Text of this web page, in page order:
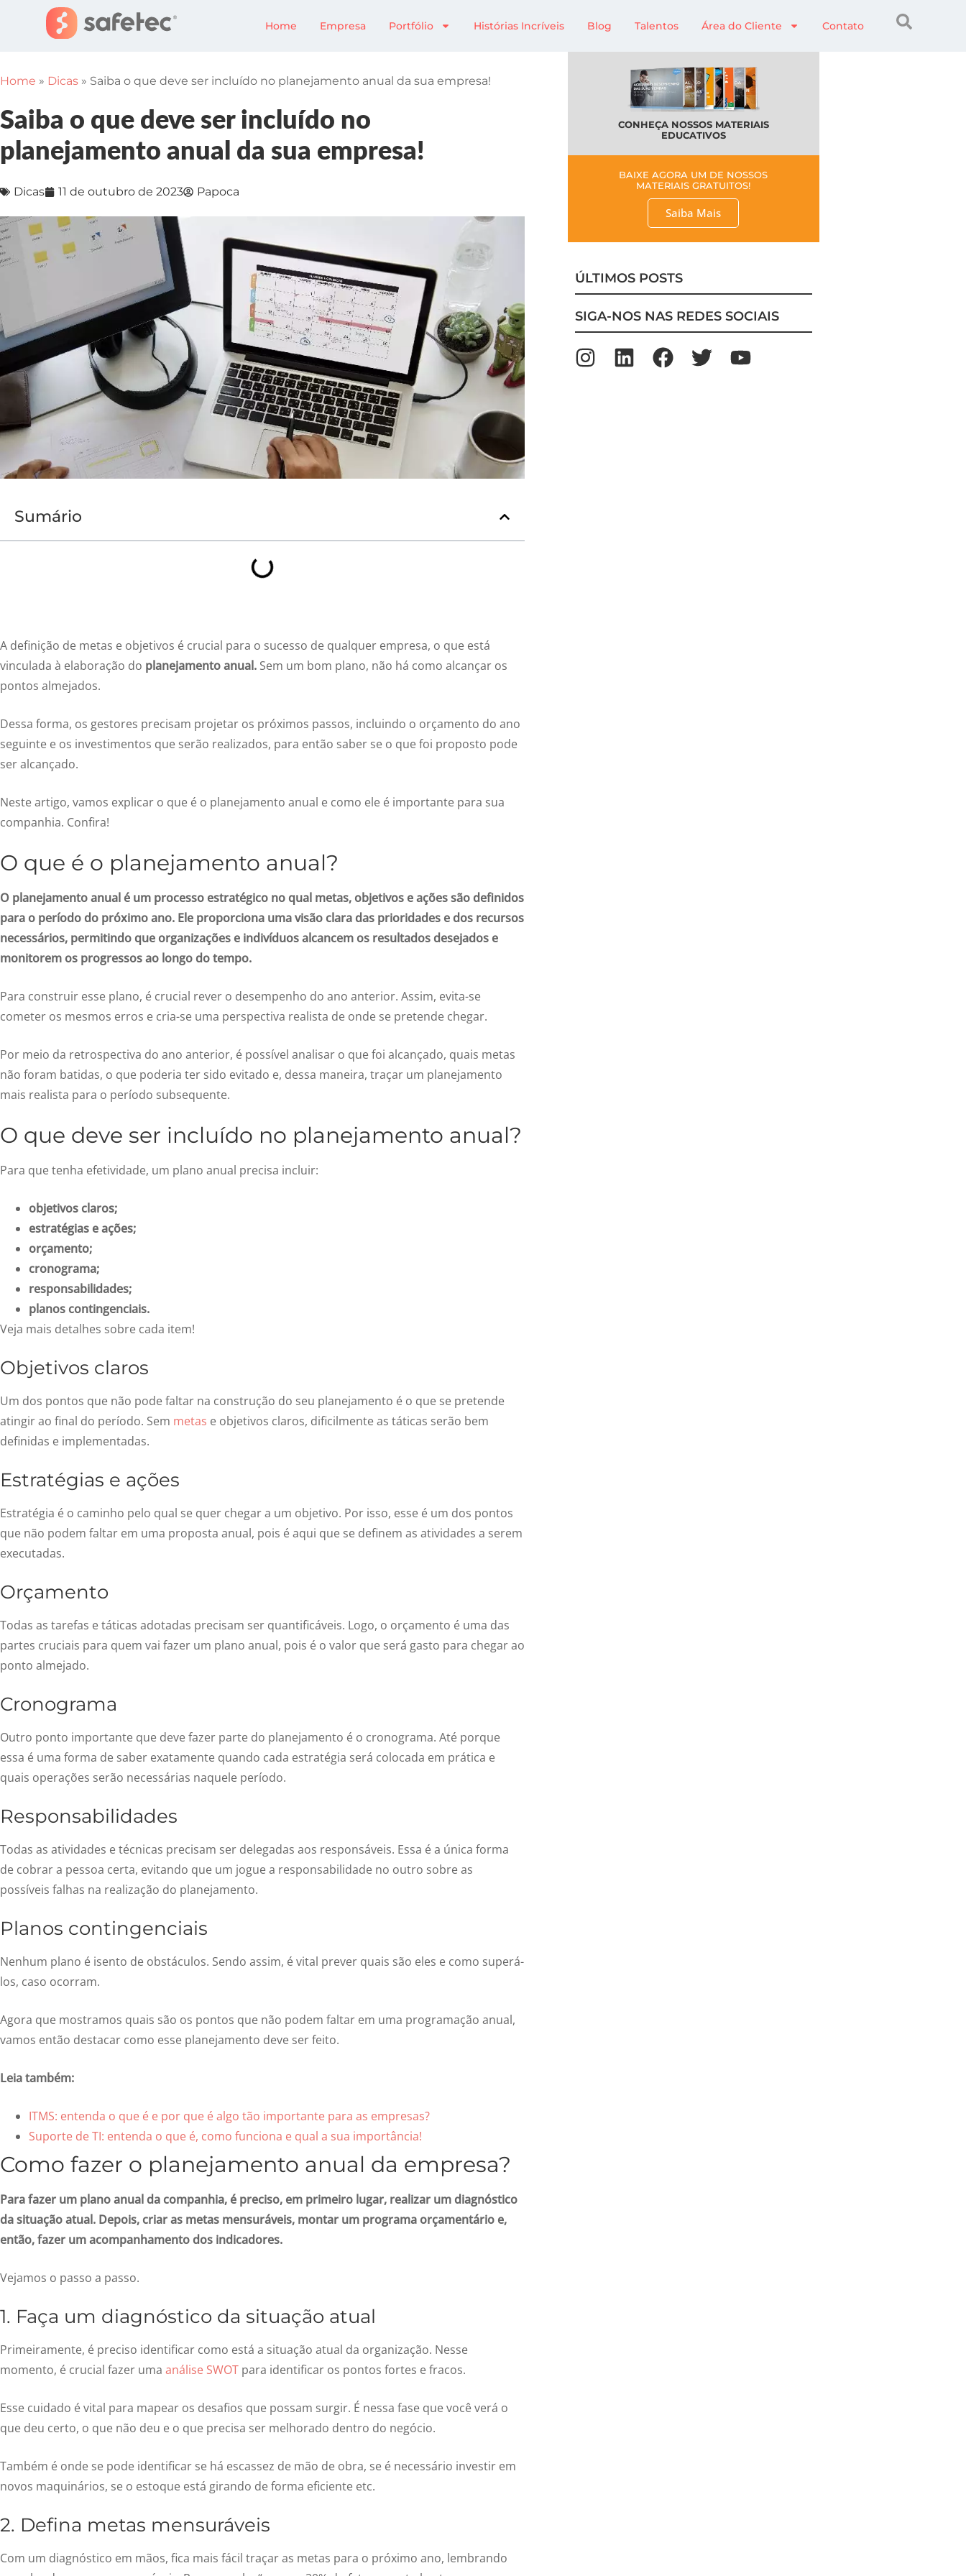
Home Empresa Portfólio Histórias Incríveis Blog Talentos Área do Cliente Contato
Home » Dicas » Saiba o que deve ser incluído no planejamento anual da sua empresa!
Saiba o que deve ser incluído no
planejamento anual da sua empresa!
Dicas 11 de outubro de 2023 Papoca
Sumário
A definição de metas e objetivos é crucial para o sucesso de qualquer empresa, o que está
vinculada à elaboração do planejamento anual. Sem um bom plano, não há como alcançar os
pontos almejados.
Dessa forma, os gestores precisam projetar os próximos passos, incluindo o orçamento do ano
seguinte e os investimentos que serão realizados, para então saber se o que foi proposto pode
ser alcançado.
Neste artigo, vamos explicar o que é o planejamento anual e como ele é importante para sua
companhia. Confira!
O que é o planejamento anual?
O planejamento anual é um processo estratégico no qual metas, objetivos e ações são definidos
para o período do próximo ano. Ele proporciona uma visão clara das prioridades e dos recursos
necessários, permitindo que organizações e indivíduos alcancem os resultados desejados e
monitorem os progressos ao longo do tempo.
Para construir esse plano, é crucial rever o desempenho do ano anterior. Assim, evita-se
cometer os mesmos erros e cria-se uma perspectiva realista de onde se pretende chegar.
Por meio da retrospectiva do ano anterior, é possível analisar o que foi alcançado, quais metas
não foram batidas, o que poderia ter sido evitado e, dessa maneira, traçar um planejamento
mais realista para o período subsequente.
O que deve ser incluído no planejamento anual?
Para que tenha efetividade, um plano anual precisa incluir:
objetivos claros;
estratégias e ações;
orçamento;
cronograma;
responsabilidades;
planos contingenciais.
Veja mais detalhes sobre cada item!
Objetivos claros
Um dos pontos que não pode faltar na construção do seu planejamento é o que se pretende
atingir ao final do período. Sem metas e objetivos claros, dificilmente as táticas serão bem
definidas e implementadas.
Estratégias e ações
Estratégia é o caminho pelo qual se quer chegar a um objetivo. Por isso, esse é um dos pontos
que não podem faltar em uma proposta anual, pois é aqui que se definem as atividades a serem
executadas.
Orçamento
Todas as tarefas e táticas adotadas precisam ser quantificáveis. Logo, o orçamento é uma das
partes cruciais para quem vai fazer um plano anual, pois é o valor que será gasto para chegar ao
ponto almejado.
Cronograma
Outro ponto importante que deve fazer parte do planejamento é o cronograma. Até porque
essa é uma forma de saber exatamente quando cada estratégia será colocada em prática e
quais operações serão necessárias naquele período.
Responsabilidades
Todas as atividades e técnicas precisam ser delegadas aos responsáveis. Essa é a única forma
de cobrar a pessoa certa, evitando que um jogue a responsabilidade no outro sobre as
possíveis falhas na realização do planejamento.
Planos contingenciais
Nenhum plano é isento de obstáculos. Sendo assim, é vital prever quais são eles e como superá-
los, caso ocorram.
Agora que mostramos quais são os pontos que não podem faltar em uma programação anual,
vamos então destacar como esse planejamento deve ser feito.
Leia também:
ITMS: entenda o que é e por que é algo tão importante para as empresas?
Suporte de TI: entenda o que é, como funciona e qual a sua importância!
Como fazer o planejamento anual da empresa?
Para fazer um plano anual da companhia, é preciso, em primeiro lugar, realizar um diagnóstico
da situação atual. Depois, criar as metas mensuráveis, montar um programa orçamentário e,
então, fazer um acompanhamento dos indicadores.
Vejamos o passo a passo.
1. Faça um diagnóstico da situação atual
Primeiramente, é preciso identificar como está a situação atual da organização. Nesse
momento, é crucial fazer uma análise SWOT para identificar os pontos fortes e fracos.
Esse cuidado é vital para mapear os desafios que possam surgir. É nessa fase que você verá o
que deu certo, o que não deu e o que precisa ser melhorado dentro do negócio.
Também é onde se pode identificar se há escassez de mão de obra, se é necessário investir em
novos maquinários, se o estoque está girando de forma eficiente etc.
2. Defina metas mensuráveis
Com um diagnóstico em mãos, fica mais fácil traçar as metas para o próximo ano, lembrando
CONHEÇA NOSSOS MATERIAIS
EDUCATIVOS
BAIXE AGORA UM DE NOSSOS
MATERIAIS GRATUITOS!
Saiba Mais
ÚLTIMOS POSTS
SIGA-NOS NAS REDES SOCIAIS